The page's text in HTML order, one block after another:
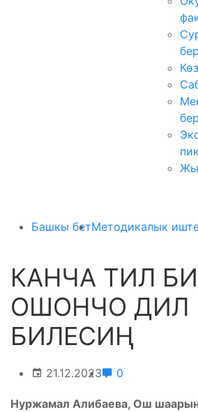
Башкы бетМетодикалык
КАНЧА ТИЛ
ОШОНЧО ДИЛ
БИЛЕСИҢ
21.12.2023 0
Нуржамал Алибаева, Ош